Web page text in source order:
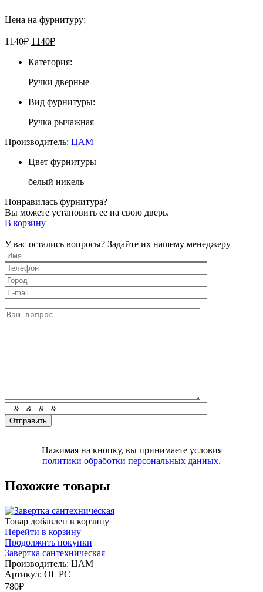
Цена на фурнитуру:
1140₽ 1140₽
Категория:
Ручки дверные
Вид фурнитуры:
Ручка рычажная
Производитель: ЦАМ
Цвет фурнитуры
белый никель
Понравилась фурнитура?
Вы можете установить ее на свою дверь.
В корзину
У вас остались вопросы? Задайте их нашему менеджеру
Нажимая на кнопку, вы принимаете условия
политики обработки персональных данных.
Похожие товары
Товар добавлен в корзину
Перейти в корзину
Продолжить покупки
Завертка сантехническая
Производитель: ЦАМ
Артикул: OL PC
780₽